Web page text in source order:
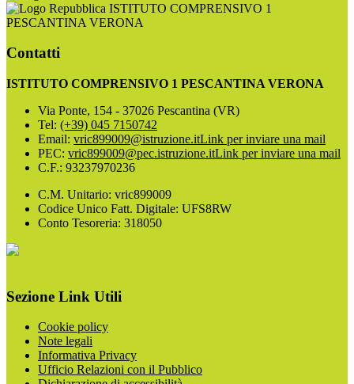
ISTITUTO COMPRENSIVO 1
PESCANTINA VERONA
Contatti
ISTITUTO COMPRENSIVO 1 PESCANTINA VERONA
Via Ponte, 154 - 37026 Pescantina (VR)
Tel: (+39) 045 7150742
Email: vric899009@istruzione.itLink per inviare una mail
PEC: vric899009@pec.istruzione.itLink per inviare una mail
C.F.: 93237970236
C.M. Unitario: vric899009
Codice Unico Fatt. Digitale: UFS8RW
Conto Tesoreria: 318050
Sezione Link Utili
Cookie policy
Note legali
Informativa Privacy
Ufficio Relazioni con il Pubblico